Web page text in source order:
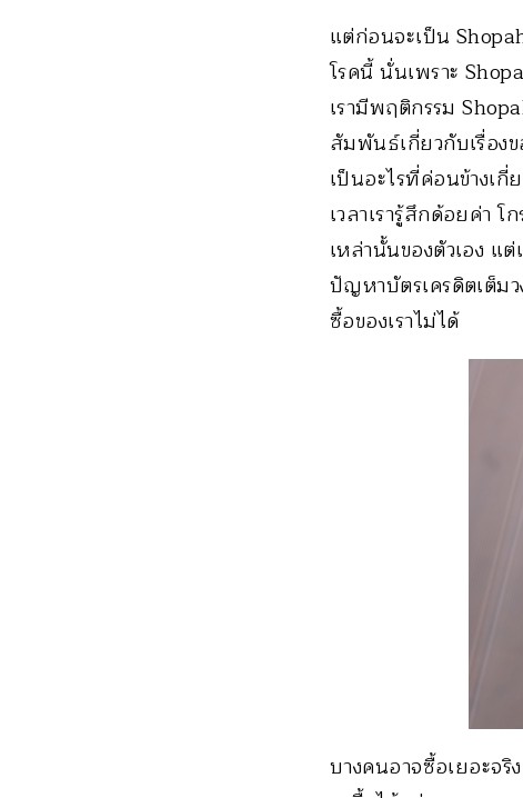
แต่ก่อนจะเป็น
โรคนี้ นั่นเพราะ
เรามีพฤติกรรม
สัมพันธ์เกี่ยวกับเรื่อง
เป็นอะไรที่ค่อนข้างเ
เวลาเรารู้สึกด้อยค่า
เหล่านั้นของตัวเอง แ
ปัญหาบัตรเครดิตเต็ม
ซื้อของเราไม่ได้
บางคนอาจซื้อเยอะจ